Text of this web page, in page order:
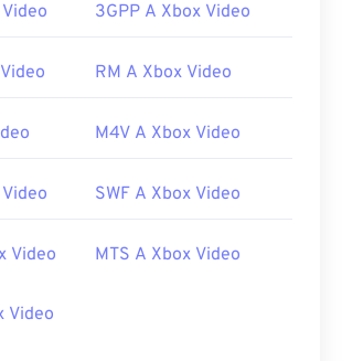
3GPP A Xbox Video
RM A Xbox Video
M4V A Xbox Video
SWF A Xbox Video
Video MTS A Xbox Video
Video